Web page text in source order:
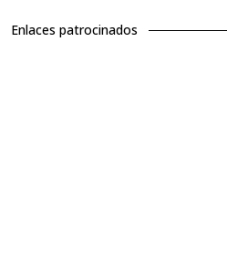
Enlaces patrocinados